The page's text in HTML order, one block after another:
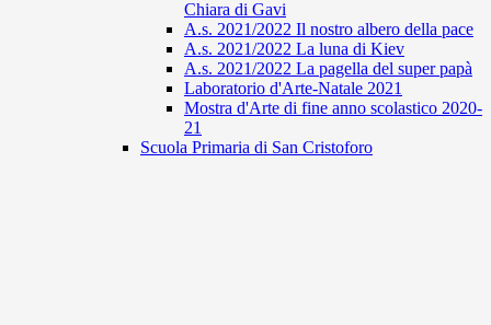
Chiara di Gavi
A.s. 2021/2022 Il nostro albero della pace
A.s. 2021/2022 La luna di Kiev
A.s. 2021/2022 La pagella del super papà
Laboratorio d'Arte-Natale 2021
Mostra d'Arte di fine anno scolastico 2020-
21
Scuola Primaria di San Cristoforo